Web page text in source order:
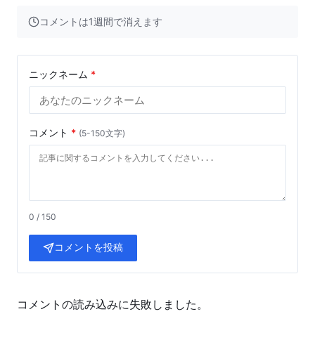
コメントは1週間で消えます
ニックネーム *
コメント * (5-150文字)
0 / 150
コメントを投稿
コメントの読み込みに失敗しました。